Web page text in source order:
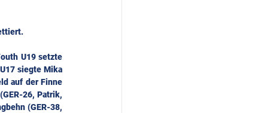
U19 setzte
siegte Mika
auf der Finne
26, Patrik,
(GER-38,